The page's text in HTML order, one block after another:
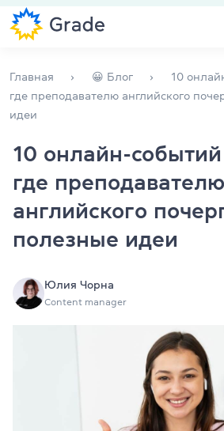
Курсы английского
Обучение для преподавателей
Английский для компаний
Подготовка к экзаменам
Больше о нас
уровень
Оставить заявку
Главная 😀 Блог
10
где преподавателю английского
идеи
10 онлайн-событий
где преподавателю
английского
полезные идеи
Юлия Чорна
Content manager